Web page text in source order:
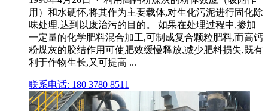
用）和水硬怀,将其作为主要载体,对生化污泥进行固化除
味处理,达到以废治污的目的。 如果在处理过程中,掺加
一定量的化学肥料混合加工,可制成复合颗粒肥料,而高钙
粉煤灰的胶结作用可使肥效缓慢释放,减少肥料损失,既有
利于作物生长,又可提高 ...
联系电话: 180 3780 8511